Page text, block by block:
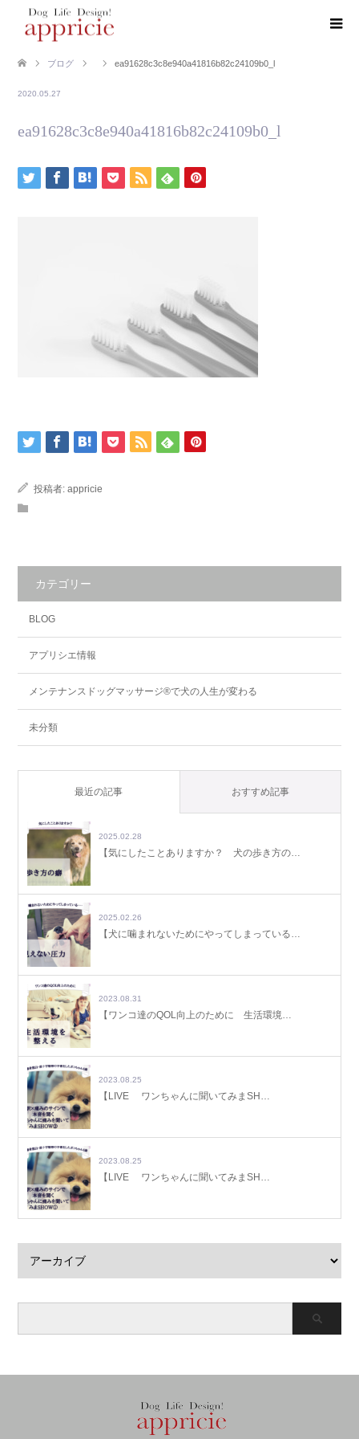
ブログ ea91628c3c8e940a41816b82c24109b0_l
2020.05.27
ea91628c3c8e940a41816b82c24109b0_l
投稿者: appricie
カテゴリー
BLOG
アプリシエ情報
メンテナンスドッグマッサージ®で犬の人生が変わる
未分類
最近の記事 おすすめ記事
2025.02.28
【気にしたことありますか？ 犬の歩き方の…
2025.02.26
【犬に噛まれないためにやってしまっている…
2023.08.31
【ワンコ達のQOL向上のために 生活環境…
2023.08.25
【LIVE ワンちゃんに聞いてみまSH…
2023.08.25
【LIVE ワンちゃんに聞いてみまSH…